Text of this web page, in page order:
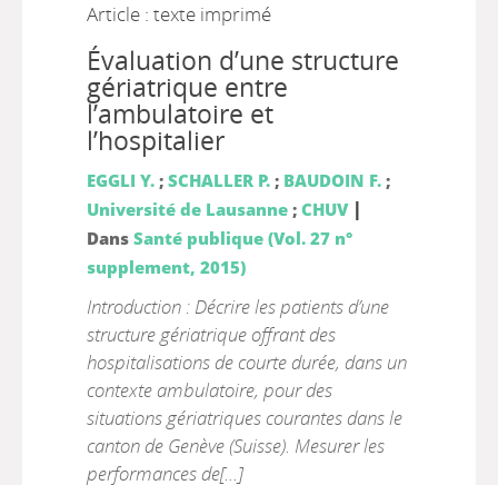
Article : texte imprimé
Évaluation d’une structure
gériatrique entre
l’ambulatoire et
l’hospitalier
EGGLI Y.; SCHALLER P.; BAUDOIN F.;
Université de Lausanne; CHUV |
Dans Santé publique (Vol. 27 n°
supplement, 2015)
Introduction : Décrire les patients d’une
structure gériatrique offrant des
hospitalisations de courte durée, dans un
contexte ambulatoire, pour des
situations gériatriques courantes dans le
canton de Genève (Suisse). Mesurer les
performances de[...]